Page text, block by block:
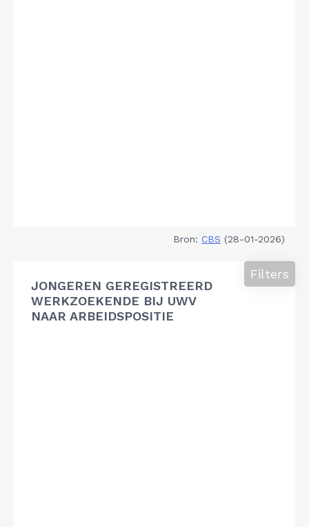
Bron: CBS (28-01-2026)
JONGEREN GEREGISTREERD
WERKZOEKENDE BIJ UWV
NAAR ARBEIDSPOSITIE
Filters